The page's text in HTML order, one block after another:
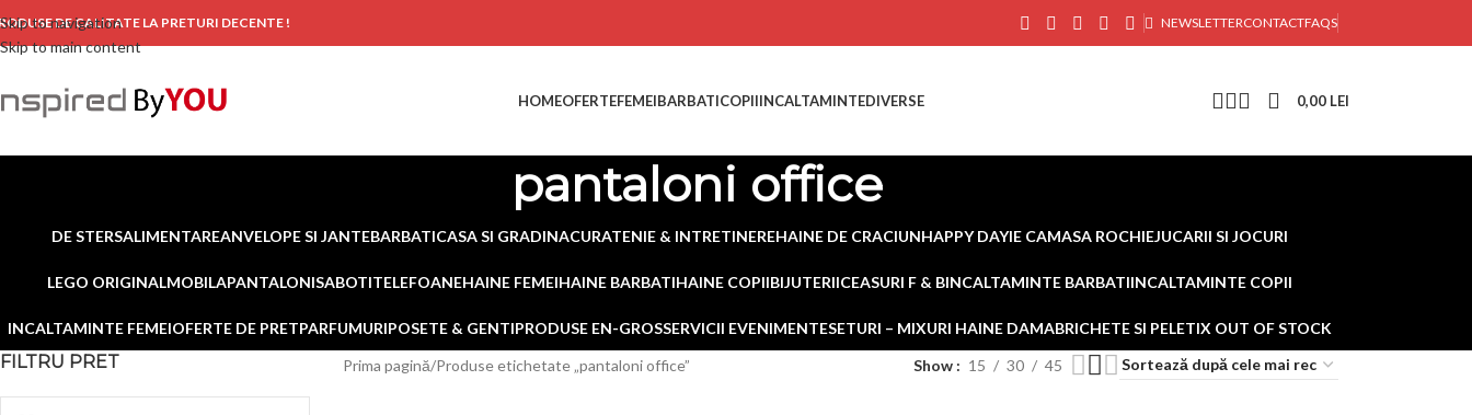
Skip to navigation
Skip to main content
DE CALITATE LA PRETURI DECENTE ! NEWSLETTERCONTACTFAQS
HOMEOFERTEFEMEIBARBATICOPIIINCALTAMINTEDIVERSE 0,00 LEI
pantaloni office
DE STERSALIMENTAREANVELOPE SI JANTEBARBATICASA SI GRADINACURATENIE & INTRETINEREHAINE DE CRACIUNHAPPY DAYIE CAMASA ROCHIEJUCARII SI JOCURI
LEGO ORIGINALMOBILAPANTALONISABOTITELEFOANEHAINE FEMEIHAINE BARBATIHAINE COPIIBIJUTERIICEASURI F & BINCALTAMINTE BARBATIINCALTAMINTE COPII
INCALTAMINTE FEMEIOFERTE DE PRETPARFUMURIPOSETE & GENTIPRODUSE EN-GROSSERVICII EVENIMENTESETURI – MIXURI HAINE DAMABRICHETE SI PELETIX OUT OF STOCK
FILTRU PRET Prima pagină Produse etichetate „pantaloni office” Show 15 30 45